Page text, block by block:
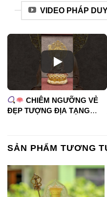
VIDEO PHÁP
CHIÊM NGƯỠNG VẺ
ĐẸP TƯỢNG ĐỊA TẠNG
#tuongphat
#diatangvuongbotat
SẢN PHẨM TƯƠNG